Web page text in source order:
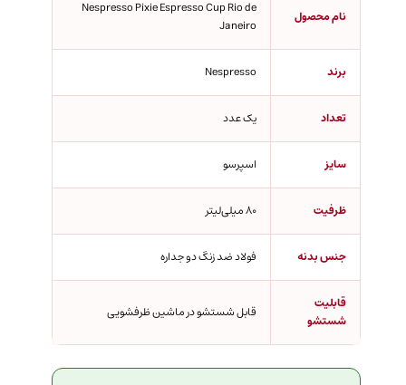
نام محصول
Nespresso Pixie Espresso Cup Rio de
Janeiro
برند Nespresso
تعداد یک عدد
سایز اسپرسو
ظرفیت 80 میلی‌لیتر
جنس بدنه فولاد ضد زنگ دو جداره
قابلیت
شستشو
قابل شستشو در ماشین ظرفشویی